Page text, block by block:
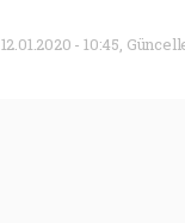
12.01.2020 - 10:45,